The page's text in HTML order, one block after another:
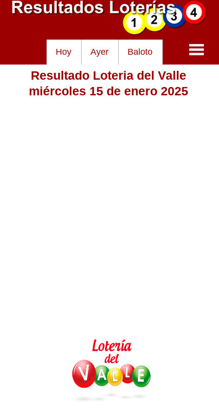
Hoy Ayer Baloto
Baloto
Lotería de Bogotá
Lotería de Risaralda
Lotería de Medellín
Resultado Loteria del Valle
miércoles 15 de enero 2025